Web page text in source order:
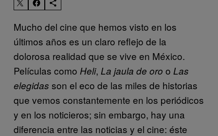
Mucho del cine que hemos visto en los
últimos años es un claro reflejo de la
dolorosa realidad que se vive en México.
Películas como Heli, La jaula de oro o Las
elegidas son el eco de las miles de historias
que vemos constantemente en los periódicos
y en los noticieros; sin embargo, hay una
diferencia entre las noticias y el cine: éste